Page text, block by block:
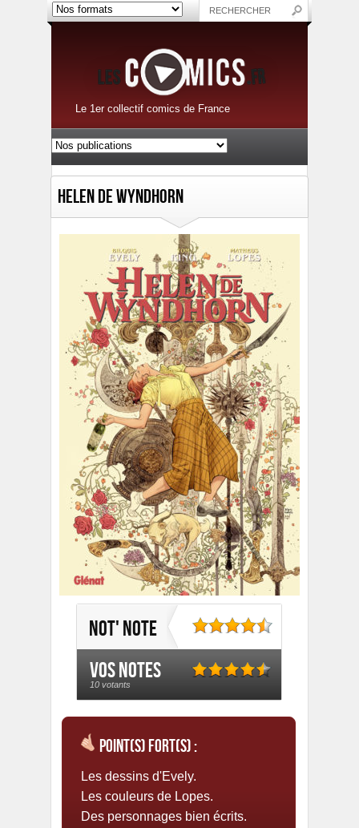
Le 1er collectif comics de France
Helen de Wyndhorn
Not' note
Vos notes
10 votants
Point(s) fort(s) :
Les dessins d'Evely.
Les couleurs de Lopes.
Des personnages bien écrits.